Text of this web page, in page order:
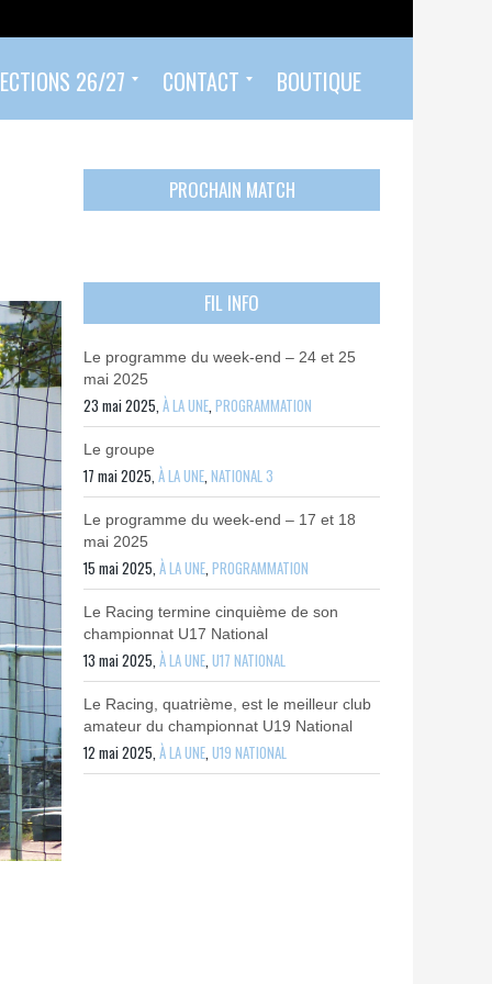
26/27 CONTACT BOUTIQUE
PROCHAIN MATCH
FIL INFO
Le programme du week-end – 24 et 25
mai 2025
23 mai 2025,À LA UNE,PROGRAMMATION
Le groupe
17 mai 2025,À LA UNE,NATIONAL 3
Le programme du week-end – 17 et 18
mai 2025
15 mai 2025,À LA UNE,PROGRAMMATION
Le Racing termine cinquième de son
championnat U17 National
13 mai 2025,À LA UNE,U17 NATIONAL
Le Racing, quatrième, est le meilleur club
amateur du championnat U19 National
12 mai 2025,À LA UNE,U19 NATIONAL